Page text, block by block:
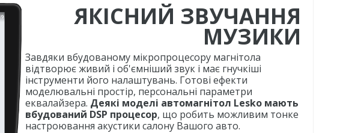
ЯКІСНИЙ ЗВУЧАННЯ
МУЗИКИ
Завдяки вбудованому мікропроцесору магнітола
відтворює живий і об'ємніший звук і має гнучкіші
інструменти його налаштувань. Готові ефекти
моделювальні простір, персональні параметри
еквалайзера. Деякі моделі автомагнітол Lesko мають
вбудований DSP процесор, що робить можливим тонке
настроювання акустики салону Вашого авто.